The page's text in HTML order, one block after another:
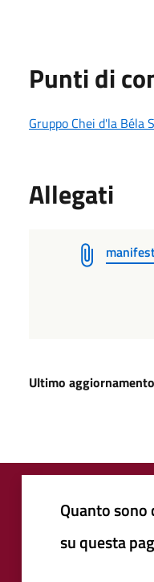
Punti di
Gruppo Chei d'la Béla
Allegati
Ultimo aggiornamento
Quanto
su questa